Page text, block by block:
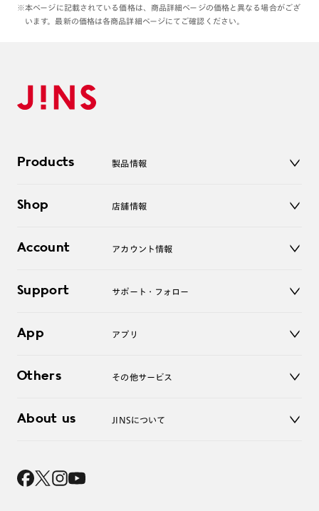
※本ページに記載されている価格は、商品詳細ページの価格と異なる場合がござ
います。最新の価格は各商品詳細ページにてご確認ください。
Products 製品情報
サングラス
コンタクトレンズ
アクセサリー
Shop 店舗情報
オンラインショップ
Account アカウント情報
ログアウト
Support サポート・フォロー
よくあるご質問
お問い合わせ
App アプリ
Others その他サービス
レンズ交換
About us JINSについて
採用情報